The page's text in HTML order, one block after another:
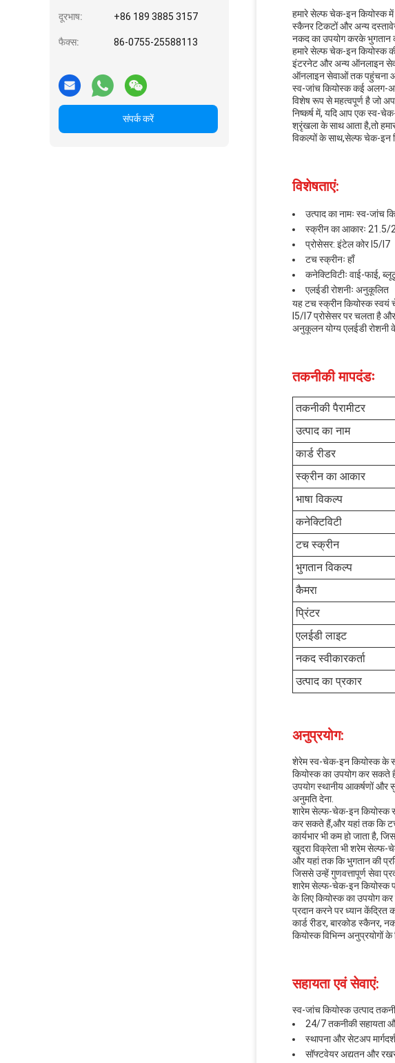
दूरभाष: +86 189 3885 3157
फैक्स: 86-0755-25588113
संपर्क करें
हमारे सेल्फ चेक-इन कियोस्क में
स्कैनर टिकटों और अन्य
नकद का उपयोग करके भुगतान
हमारे सेल्फ चेक-इन कियोस्क
इंटरनेट और अन्य ऑनलाइन
ऑनलाइन सेवाओं तक पहुंचना
स्व-जांच कियोस्क कई अलग-
विशेष रूप से महत्वपूर्ण है जो
निष्कर्ष में, यदि आप एक स्व-
श्रृंखला के साथ आता है,तो
विकल्पों के साथ,सेल्फ चेक-इन
विशेषताएं:
उत्पाद का नामः स्व-जांच
स्क्रीन का आकारः
प्रोसेसर: इंटेल कोर I5/I7
टच स्क्रीनः हाँ
कनेक्टिविटीः वाई-फाई,
एलईडी रोशनीः अनुकूलित
यह टच स्क्रीन कियोस्क स्वयं
I5/I7 प्रोसेसर पर चलता है
अनुकूलन योग्य एलईडी रोशनी
तकनीकी मापदंडः
तकनीकी पैरामीटर
उत्पाद का नाम
कार्ड रीडर
स्क्रीन का आकार
भाषा विकल्प
कनेक्टिविटी
टच स्क्रीन
भुगतान विकल्प
कैमरा
प्रिंटर
एलईडी लाइट
नकद स्वीकारकर्ता
उत्पाद का प्रकार
अनुप्रयोग:
शेरेम स्व-चेक-इन कियोस्क के
कियोस्क का उपयोग कर सकते
उपयोग स्थानीय आकर्षणों और
अनुमति देना.
शारेम सेल्फ-चेक-इन कियोस्क
कर सकते हैं,और यहां तक कि टच
कार्यभार भी कम हो जाता है,
खुदरा विक्रेता भी शरेम सेल्फ-
और यहां तक कि भुगतान की
जिससे उन्हें गुणवत्तापूर्ण सेवा
शारेम सेल्फ-चेक-इन कियोस्क
के लिए कियोस्क का उपयोग कर
प्रदान करने पर ध्यान केंद्रित
कार्ड रीडर, बारकोड स्कैनर,
कियोस्क विभिन्न अनुप्रयोगों
सहायता एवं सेवाएं:
स्व-जांच कियोस्क उत्पाद
24/7 तकनीकी सहायता
स्थापना और सेटअप
सॉफ्टवेयर अद्यतन और